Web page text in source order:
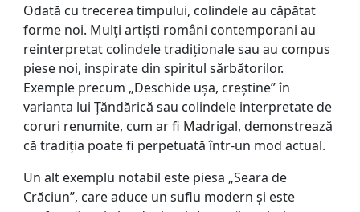
Odată cu trecerea timpului, colindele au căpătat
forme noi. Mulți artiști români contemporani au
reinterpretat colindele tradiționale sau au compus
piese noi, inspirate din spiritul sărbătorilor.
Exemple precum „Deschide ușa, creștine” în
varianta lui Țăndărică sau colindele interpretate de
coruri renumite, cum ar fi Madrigal, demonstrează
că tradiția poate fi perpetuată într-un mod actual.
Un alt exemplu notabil este piesa „Seara de
Crăciun”, care aduce un suflu modern și este